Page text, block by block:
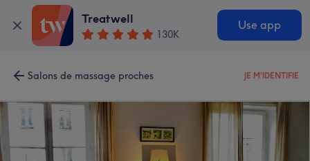
Treatwell
130K
Use app
Salons de massage proches JE M'IDENTIFIE